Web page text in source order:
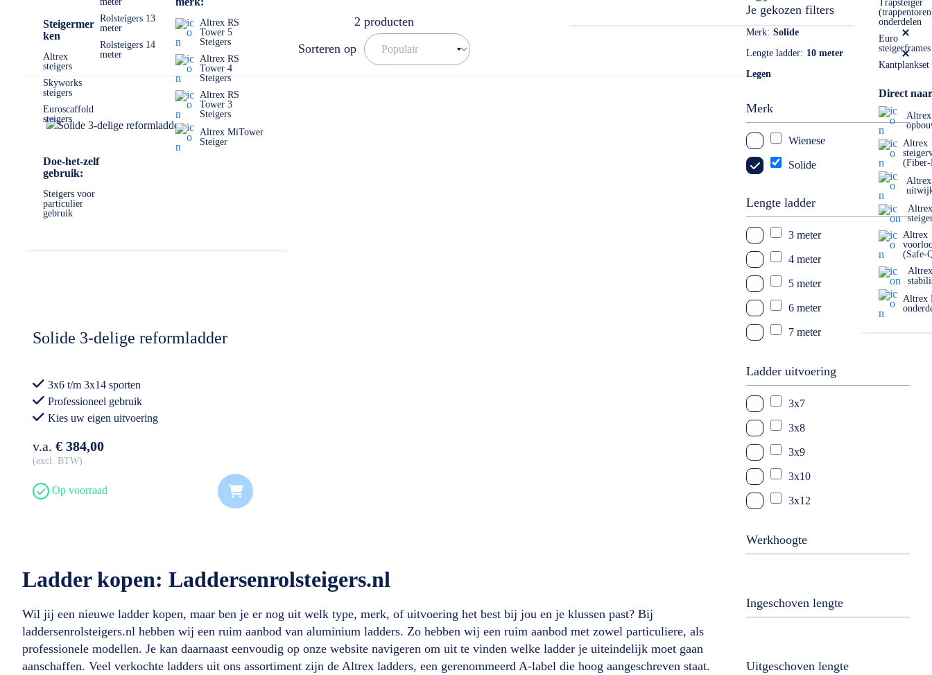
Steigermer
ken
Altrex
steigers
Skyworks
steigers
Euroscaffold
steigers
Doe-het-zelf
gebruik:
Steigers voor
particulier
gebruik
Rolsteigers 13
meter
Rolsteigers 14
meter
Altrex RS
Tower 5
Steigers
Altrex RS
Tower 4
Steigers
Altrex RS
Tower 3
Steigers
Altrex MiTower
Steiger
Trapsteiger
onderdelen
Euro
steigerframes
Kantplankset
Direct
Altrex
Altrex
Altrex
Altrex
Altrex
(Safe-
Altrex
Altrex
Mocht u er echt niet uitkomen, dan staan wij altijd voor u klaar. U kunt ons bereiken op het nummer: 0511-402564. Een mail sturen is ook mogelijk. Dat kan naar: info@laddersenrolsteigers.nl
2 producten
Sorteren op
Solide 3-delige reformladder
3x6 t/m 3x14 sporten
Professioneel gebruik
Kies uw eigen uitvoering
v.a. € 384,00
excl. BTW
Op voorraad
Ladder kopen: Laddersenrolsteigers.nl
Wil jij een nieuwe ladder kopen, maar ben je er nog uit welk type, merk, of uitvoering het best bij jou en je klussen past? Bij
laddersenrolsteigers.nl hebben wij een ruim aanbod van aluminium ladders. Zo hebben wij een ruim aanbod met zowel particuliere, als
professionele modellen. Je kan daarnaast eenvoudig op onze website navigeren om uit te vinden welke ladder je uiteindelijk moet gaan
aanschaffen. Veel verkochte ladders uit ons assortiment zijn de Altrex ladders, een gerenommeerd A-label die hoog aangeschreven staat.
Je gekozen filters
Merk
Solide
Lengte ladder
10 meter
Legen
Merk
Wienese
Solide
Lengte ladder
3 meter
4 meter
5 meter
6 meter
7 meter
Ladder uitvoering
3x7
3x8
3x9
3x10
3x12
3x16
Werkhoogte
Ingeschoven lengte
Uitgeschoven lengte